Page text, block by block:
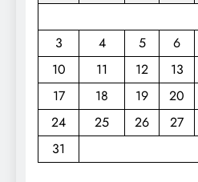
3
4 5 6
10
11 12 13
17
18 19 20
24
25 26 27
31